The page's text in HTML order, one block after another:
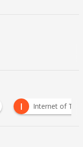
S smart